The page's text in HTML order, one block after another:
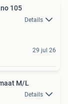
105
Details
29 jul 26
M/L
Details